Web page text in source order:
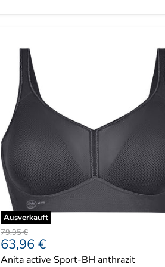
Ausverkauft
Ursprünglicher
Preis
79,95 €
Aktueller
Preis
63,96 €
Anita active Sport-BH anthrazit